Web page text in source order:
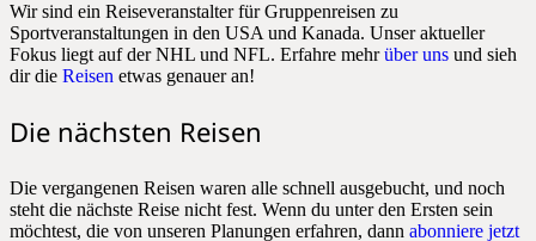
Wir sind ein Reiseveranstalter für Gruppenreisen zu
Sportveranstaltungen in den USA und Kanada. Unser aktueller
Fokus liegt auf der NHL und NFL. Erfahre mehrüber uns und sieh
dir die Reisen etwas genauer an!
Die nächsten Reisen
Die vergangenen Reisen waren alle schnell ausgebucht, und noch
steht die nächste Reise nicht fest. Wenn du unter den Ersten sein
möchtest, die von unseren Planungen erfahren, dann abonniere jetzt